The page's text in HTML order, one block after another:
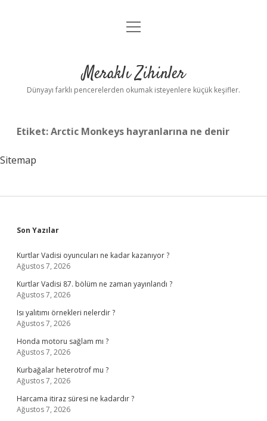
Anasayfa
Yasal Uyarı
menüyü
Meraklı Zihinler
Dünyayı farklı pencerelerden okumak isteyenlere küçük keşifler.
Etiket:Arctic Monkeys hayranlarına ne denir
Sitemap
Sidebar
Son Yazılar
Kurtlar Vadisi oyuncuları ne kadar kazanıyor ?
Ağustos 7, 2026
Kurtlar Vadisi 87. bölüm ne zaman yayınlandı ?
Ağustos 7, 2026
Isı yalıtımı örnekleri nelerdir ?
Ağustos 7, 2026
Honda motoru sağlam mı ?
Ağustos 7, 2026
Kurbağalar heterotrof mu ?
Ağustos 7, 2026
Harcama itiraz süresi ne kadardır ?
Ağustos 7, 2026